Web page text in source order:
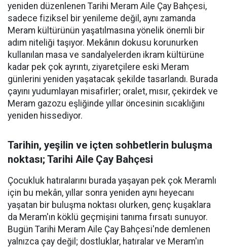
yeniden düzenlenen Tarihi Meram Aile Çay Bahçesi,
sadece fiziksel bir yenileme değil, aynı zamanda
Meram kültürünün yaşatılmasına yönelik önemli bir
adım niteliği taşıyor. Mekânın dokusu korunurken
kullanılan masa ve sandalyelerden ikram kültürüne
kadar pek çok ayrıntı, ziyaretçilere eski Meram
günlerini yeniden yaşatacak şekilde tasarlandı. Burada
çayını yudumlayan misafirler; oralet, mısır, çekirdek ve
Meram gazozu eşliğinde yıllar öncesinin sıcaklığını
yeniden hissediyor.
Tarihin, yeşilin ve içten sohbetlerin buluşma
noktası; Tarihi Aile Çay Bahçesi
Çocukluk hatıralarını burada yaşayan pek çok Meramlı
için bu mekân, yıllar sonra yeniden aynı heyecanı
yaşatan bir buluşma noktası olurken, genç kuşaklara
da Meram'ın köklü geçmişini tanıma fırsatı sunuyor.
Bugün Tarihi Meram Aile Çay Bahçesi'nde demlenen
yalnızca çay değil; dostluklar, hatıralar ve Meram'ın